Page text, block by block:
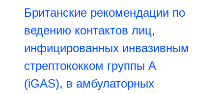
Британские рекомендации по
ведению контактов лиц,
инфицированных инвазивным
стрептококком группы А
(iGAS), в амбулаторных